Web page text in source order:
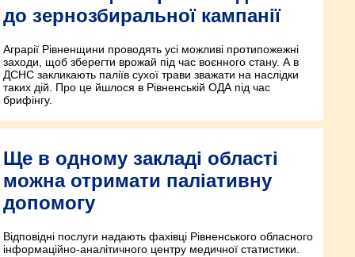
до зернозбиральної кампанії
Аграрії Рівненщини проводять усі можливі протипожежні
заходи, щоб зберегти врожай під час воєнного стану. А в
ДСНС закликають паліїв сухої трави зважати на наслідки
таких дій. Про це йшлося в Рівненській ОДА під час
брифінгу.
Ще в одному закладі області
можна отримати паліативну
допомогу
Відповідні послуги надають фахівці Рівненського обласного
інформаційно-аналітичного центру медичної статистики.